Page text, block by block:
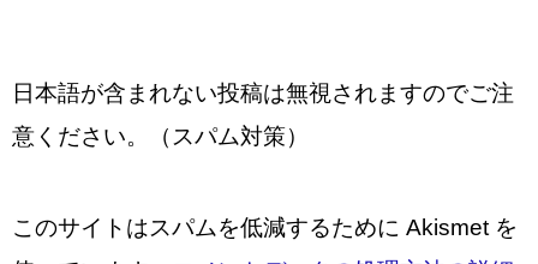
日本語が含まれない投稿は無視されますのでご注
意ください。（スパム対策）
このサイトはスパムを低減するために Akismet を